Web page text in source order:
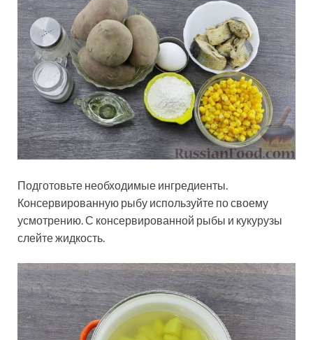
Подготовьте необходимые ингредиенты.
Консервированную рыбу используйте по своему
усмотрению. С консервированной рыбы и кукурузы
слейте жидкость.